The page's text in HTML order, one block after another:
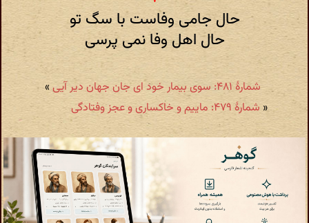
حال جامی وفاست با سگ تو
حال اهل وفا نمی پرسی
شمارهٔ ۴۸۱: سوی بیمار خود ای جان جهان دیر آیی
»
« شمارهٔ ۴۷۹: ماییم و خاکساری و عجز وفتادگی